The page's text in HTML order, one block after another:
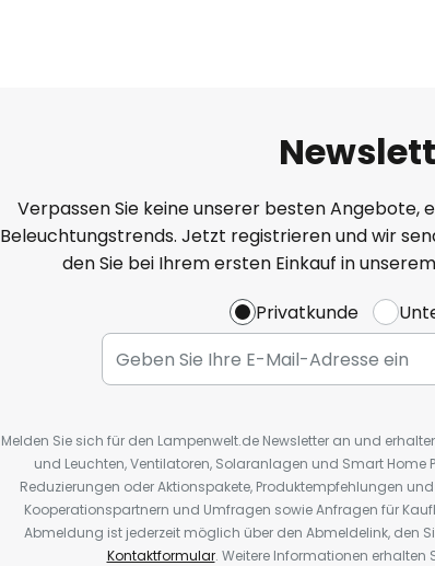
Verpassen Sie keine unserer besten Angebote,
Beleuchtungstrends. Jetzt registrieren und wir
den Sie bei Ihrem ersten Einkauf in
Privatkunde
Melden Sie sich für den Lampenwelt.de Newsletter an und
und Leuchten, Ventilatoren, Solaranlagen und Smart Home
Reduzierungen oder Aktionspakete, Produktempfehlungen
Kooperationspartnern und Umfragen sowie Anfragen für
Abmeldung ist jederzeit möglich über den Abmeldelink, den
Kontaktformular. Weitere Informationen erhalten